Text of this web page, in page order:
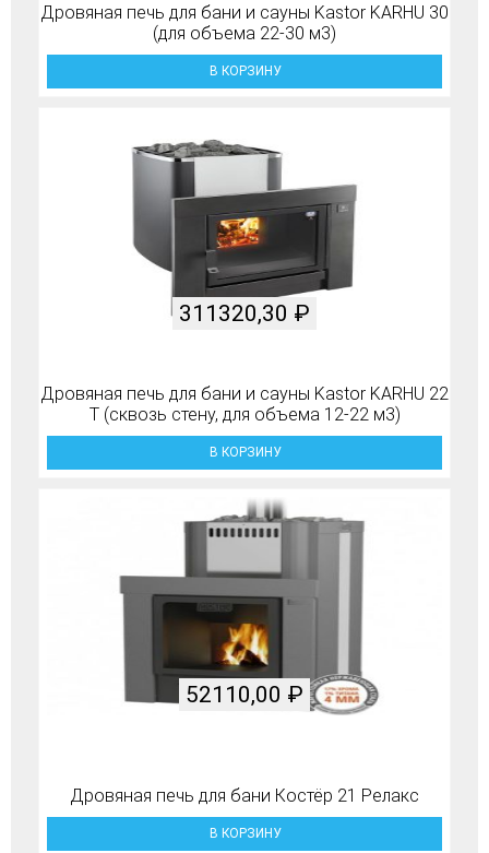
Дровяная печь для бани и сауны Kastor KARHU 30
(для объема 22-30 м3)
В КОРЗИНУ
Дровяная печь для бани и сауны Kastor KARHU 22
T (сквозь стену, для объема 12-22 м3)
311320,30 ₽
В КОРЗИНУ
Дровяная печь для бани Костёр 21 Релакс
52110,00 ₽
В КОРЗИНУ